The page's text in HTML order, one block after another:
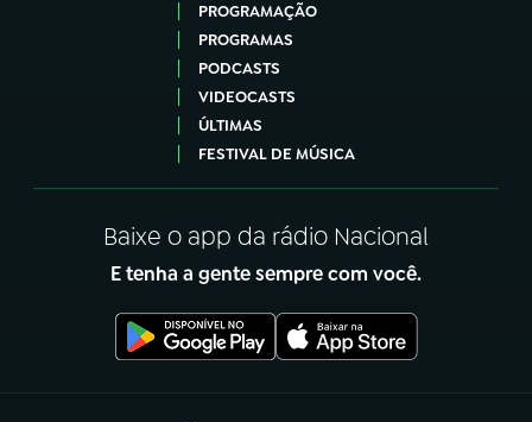
PROGRAMAÇÃO
PROGRAMAS
PODCASTS
VIDEOCASTS
ÚLTIMAS
FESTIVAL DE MÚSICA
Baixe o app da rádio Nacional
E tenha a gente sempre com você.